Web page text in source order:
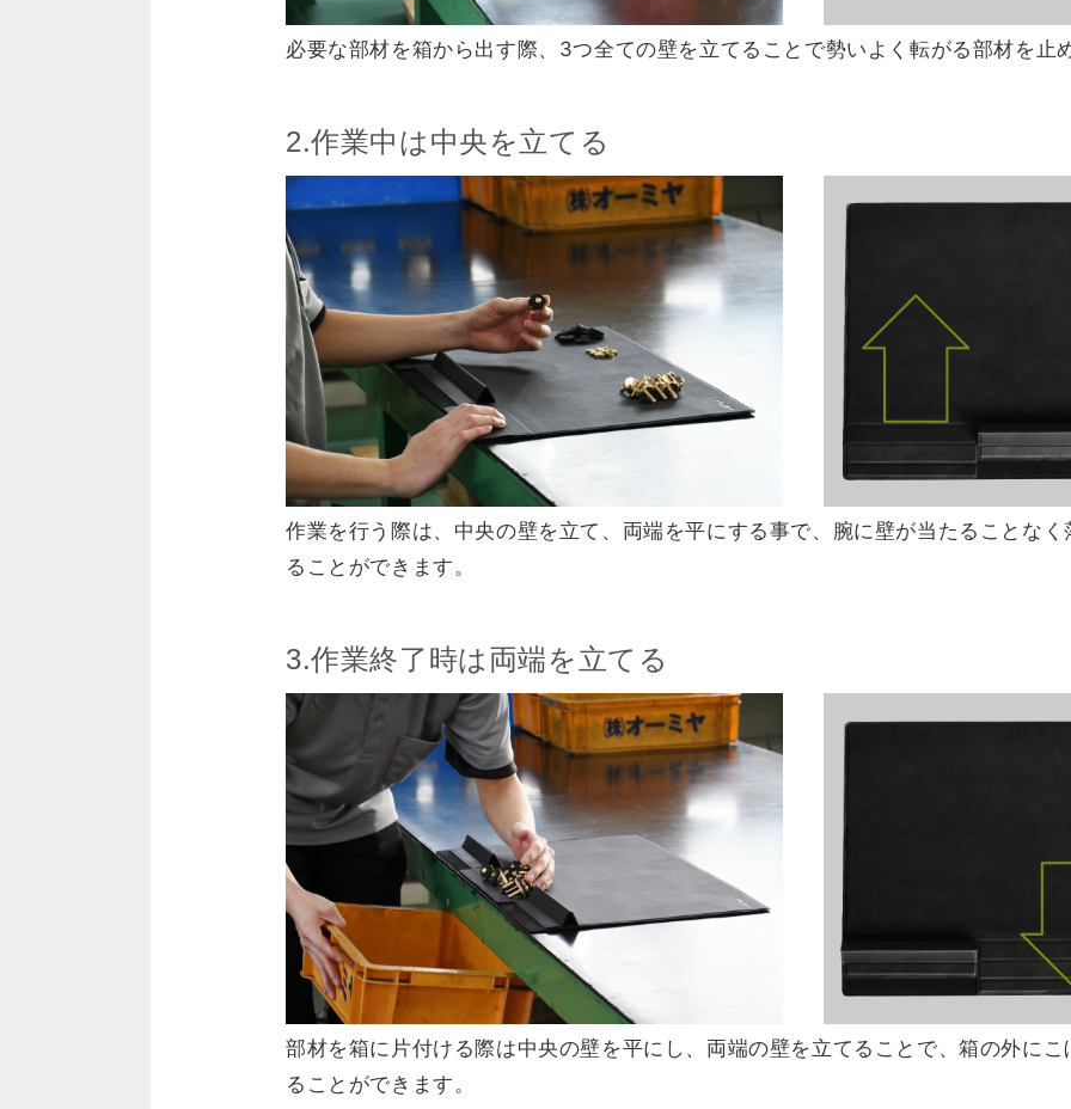
必要な部材を箱から出す際、3つ全ての壁を立てることで勢いよく転がる部材を止
2.作業中は中央を立てる
作業を行う際は、中央の壁を立て、両端を平にする事で、腕に壁が当たることな
ることができます。
3.作業終了時は両端を立てる
部材を箱に片付ける際は中央の壁を平にし、両端の壁を立てることで、箱の外に
ることができます。